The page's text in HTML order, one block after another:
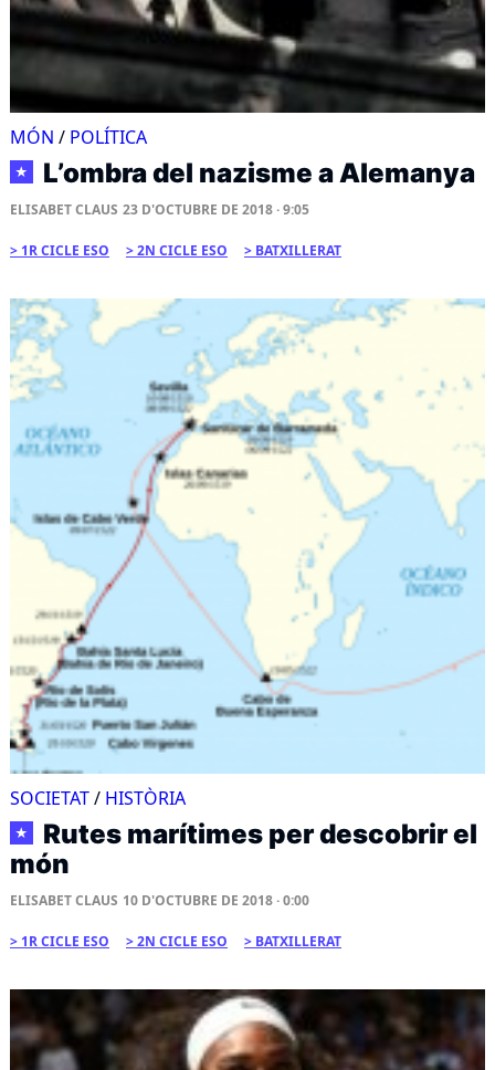
MÓN / POLÍTICA
★ L’ombra del nazisme a Alemanya
ELISABET CLAUS 23 D'OCTUBRE DE 2018 · 9:05
1R CICLE ESO 2N CICLE ESO BATXILLERAT
SOCIETAT/ HISTÒRIA
★
Rutes marítimes per descobrir el
món
ELISABET CLAUS 10 D'OCTUBRE DE 2018 · 0:00
1R CICLE ESO 2N CICLE ESO BATXILLERAT